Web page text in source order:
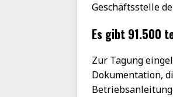
Geschäftsstelle
Es gibt 91.500
Zur Tagung
Dokumentation,